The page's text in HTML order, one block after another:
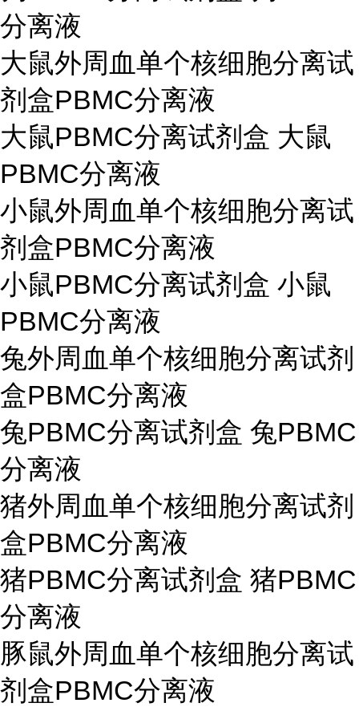
分离液
大鼠外周血单个核细胞分离试
剂盒PBMC分离液
大鼠PBMC分离试剂盒 大鼠
PBMC分离液
小鼠外周血单个核细胞分离试
剂盒PBMC分离液
小鼠PBMC分离试剂盒 小鼠
PBMC分离液
兔外周血单个核细胞分离试剂
盒PBMC分离液
兔PBMC分离试剂盒 兔PBMC
分离液
猪外周血单个核细胞分离试剂
盒PBMC分离液
猪PBMC分离试剂盒 猪PBMC
分离液
豚鼠外周血单个核细胞分离试
剂盒PBMC分离液